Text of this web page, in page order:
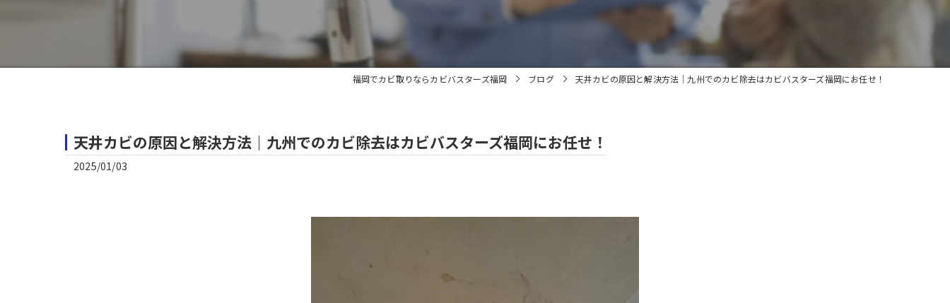
カビ検査
福岡でカビ取りならカビバスターズ福岡 ブログ 天井カビの原因と解決方法｜九州でのカビ除去はカビバスターズ福岡にお任せ！
天井カビの原因と解決方法｜九州でのカビ除去はカビバスターズ福岡にお任せ！
2025/01/03